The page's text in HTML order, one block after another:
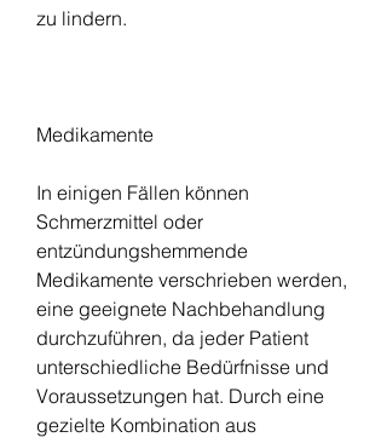
zu lindern.
Medikamente
In einigen Fällen können
Schmerzmittel oder
entzündungshemmende
Medikamente verschrieben werden,
eine geeignete Nachbehandlung
durchzuführen, da jeder Patient
unterschiedliche Bedürfnisse und
Voraussetzungen hat. Durch eine
gezielte Kombination aus